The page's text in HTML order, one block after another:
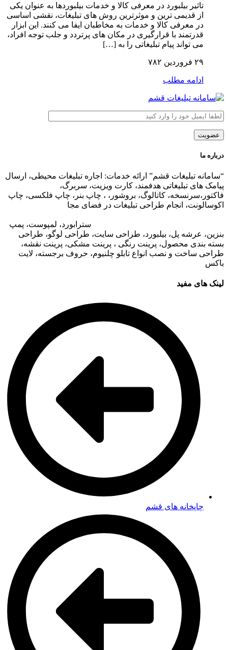
تاثیر بیلبورد در معرفی کالا و خدمات بیلبوردها به عنوان یکی
از قدیمی ترین و موثرترین روش های تبلیغات، نقشی اساسی
در معرفی کالا و خدمات به مخاطبان ایفا می کنند. این ابزار
قدرتمند با قرارگیری در مکان های پرتردد و جلب توجه افراد،
می تواند پیام تبلیغاتی را به […]
۲۹ فروردین ۷۸۲
ادامه مطلب
درباره ما
“سامانه تبلیغات قشم” ارائه خدمات: اجاره تبلیغات محیطی، ارسال
پیامک های تبلیغاتی هدفمند، کارت ویزیت، سربرگ،
فاکتور،سرنسخه، کاتالوگ، بروشور، ، چاپ بنر، چاپ فلکسی، چاپ
اکوسالونت، انجام طراحی تبلیغات در فضای مجا
سترابورد، لمپوست، پمپ
بنزین، عرشه پل، بیلبورد، طراحی سایت، طراحی لوگو، طراحی
بسته بندی محصول، پرینت رنگی ، پرینت مشکی، پرینت نقشه،
طراحی ساخت و نصب انواع تابلو چلنیوم، حروف برجسته، لایت
باکس
لینک های مفید
چاپخانه های قشم